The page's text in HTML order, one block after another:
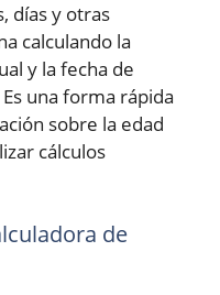
días y otras
calculando la
y la fecha de
una forma rápida
sobre la edad
cálculos
de